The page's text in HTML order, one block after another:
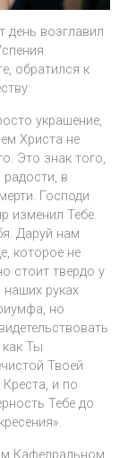
день возглавил
обратился к
украшение,
Христа не
Это знак того,
в
Господи
изменил Тебе.
Даруй нам
которое не
стоит твердо у
руках
но
Ты
Твоей
и по
Тебе до
Кафедральном